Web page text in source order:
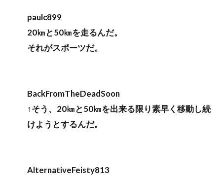
paulc899
20㎞と50㎞を走るんだ。
それがスポーツだ。
BackFromTheDeadSoon
↑そう、20㎞と50㎞を出来る限り素早く移動し続
けようとするんだ。
AlternativeFeisty813